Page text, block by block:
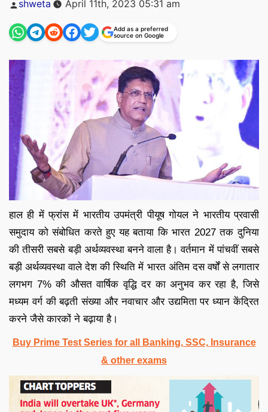
by
shweta April 11th, 2023 05:31 am
Add as a preferred
source on Google
हाल ही में फ्रांस में भारतीय उपमंत्री पीयूष गोयल ने भारतीय प्रवासी
समुदाय को संबोधित करते हुए यह बताया कि भारत 2027 तक दुनिया
की तीसरी सबसे बड़ी अर्थव्यवस्था बनने वाला है। वर्तमान में पांचवीं सबसे
बड़ी अर्थव्यवस्था वाले देश की स्थिति में भारत अंतिम दस वर्षों से लगातार
लगभग 7% की औसत वार्षिक वृद्धि दर का अनुभव कर रहा है, जिसे
मध्यम वर्ग की बढ़ती संख्या और नवाचार और उद्यमिता पर ध्यान केंद्रित
करने जैसे कारकों ने बढ़ाया है।
Buy Prime Test Series for all Banking, SSC, Insurance
& other exams